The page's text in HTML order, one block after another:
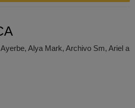
Alya Mark, Archivo Sm, Ariel a